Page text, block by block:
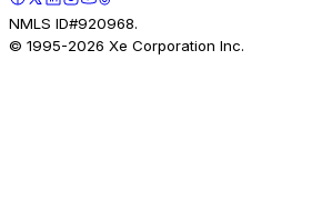
NMLS ID#920968.
© 1995-2026 Xe Corporation Inc.